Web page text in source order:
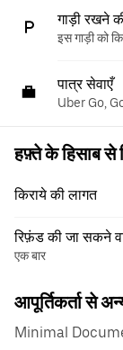
गाड़ी रखने
इस गाड़ी को
पात्र सेवाएँ
Uber Go,
हफ़्ते के हिसाब से
किराये की लागत
रिफ़ंड की जा सकने
एक बार
आपूर्तिकर्ता से
Minimal